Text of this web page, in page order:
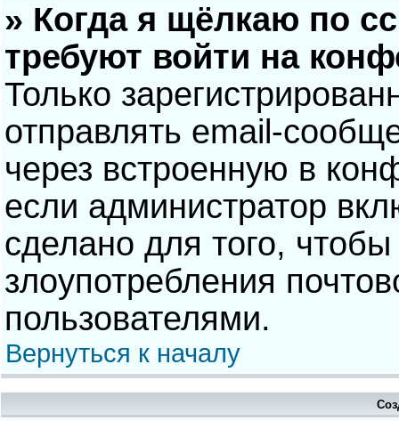
» Когда я щёлкаю по
требуют войти на
Только
отправлять email-
через встроенную в
если администратор
сделано для того, чтобы
злоупотребления
пользователями.
Вернуться к началу